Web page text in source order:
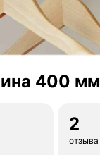
400 мм
2
отзыва